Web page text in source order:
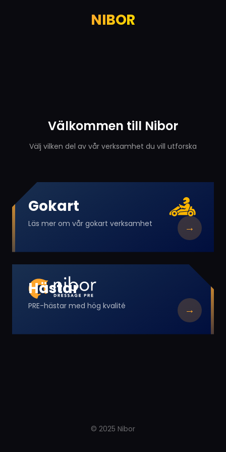
NIBOR
Välkommen till Nibor
Välj vilken del av vår verksamhet du vill utforska
Gokart
Läs mer om vår gokart verksamhet →
Hästar
PRE-hästar med hög kvalité →
© 2025 Nibor